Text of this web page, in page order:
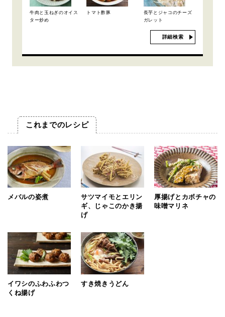
牛肉と玉ねぎのオイス
ター炒め
トマト酢豚
長芋とジャコのチーズ
ガレット
詳細検索
これまでのレシピ
メバルの姿煮
サツマイモとエリン
ギ、じゃこのかき揚
げ
厚揚げとカボチャの
味噌マリネ
イワシのふわふわつ
くね揚げ
すき焼きうどん